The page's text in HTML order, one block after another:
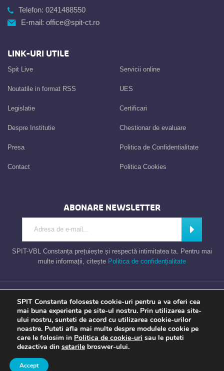
Telefon: 0241488550
E-mail: office@spit-ct.ro
LINK-URI UTILE
Spit Live
Noutatile in format RSS
Legislatie
Despre Institutie
Presa
Contact
Servicii online
UES
Certificari
Chestionar de evaluare
Politica de Confidentialitate
Politica Cookies
ABONARE NEWSLETTER
SPIT-VBL Constanța prețuiește și respectă intimitatea ta. Pentru mai
multe informații, citește Politica de confidențialitate
Taxe Constanta
TU contezi Opinia ta Apel gratuit Newsletter
SPIT Constanta foloseste cookie-uri pentru a va oferi cea
mai buna experienta pe site-ul nostru. Prin utilizarea site-
ului nostru, sunteti de acord cu utilizarea cookie-urilor
noastre. Puteti afla mai multe despre modulele cookie pe
care le folosim in Politica de cookie-uri sau le puteti
dezactiva din setarile broswer-ului.
Accept